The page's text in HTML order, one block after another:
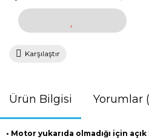
Karşılaştır
Ürün Bilgisi Yorumlar
• Motor yukarıda olmadığı için